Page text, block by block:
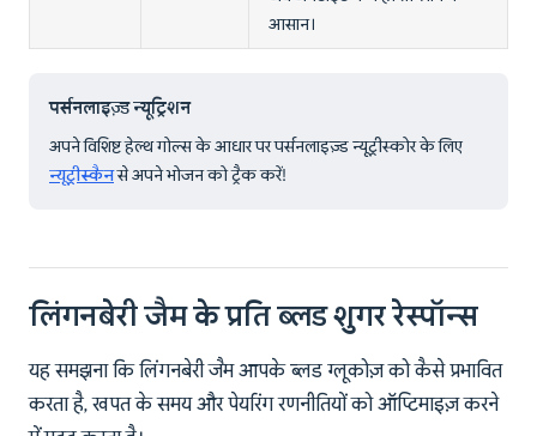
आसान।
पर्सनलाइज़्ड न्यूट्रिशन
अपने विशिष्ट हेल्थ गोल्स के आधार पर पर्सनलाइज़्ड न्यूट्रीस्कोर के लिए
न्यूट्रीस्कैनसे अपने भोजन को ट्रैक करें!
लिंगनबेरी जैम के प्रति ब्लड शुगर रेस्पॉन्स
यह समझना कि लिंगनबेरी जैम आपके ब्लड ग्लूकोज़ को कैसे प्रभावित
करता है, खपत के समय और पेयरिंग रणनीतियों को ऑप्टिमाइज़ करने